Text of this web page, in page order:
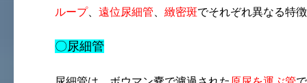
ループ、 遠位尿細管 緻密斑でそれぞれ異なる特
〇尿細管